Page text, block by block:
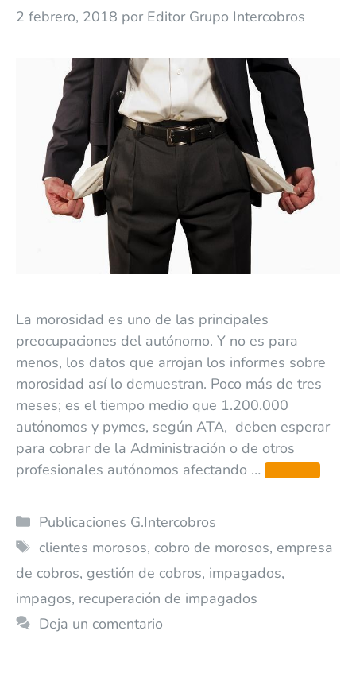
2 febrero, 2018 por Editor Grupo Intercobros
La morosidad es uno de las principales
preocupaciones del autónomo. Y no es para
menos, los datos que arrojan los informes sobre
morosidad así lo demuestran. Poco más de tres
meses; es el tiempo medio que 1.200.000
autónomos y pymes, según ATA, deben esperar
para cobrar de la Administración o de otros
profesionales autónomos afectando … Leer más
Publicaciones G.Intercobros
clientes morosos, cobro de morosos, empresa
de cobros, gestión de cobros, impagados,
impagos, recuperación de impagados
Deja un comentario